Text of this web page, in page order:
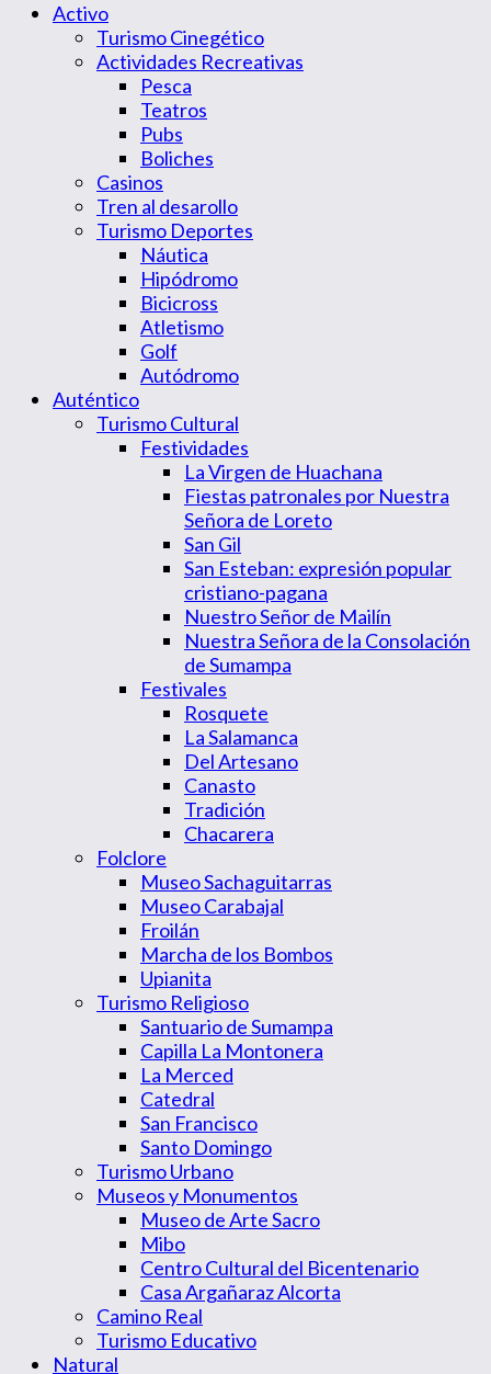
Activo
Turismo Cinegético
Actividades Recreativas
Pesca
Teatros
Pubs
Boliches
Casinos
Tren al desarollo
Turismo Deportes
Náutica
Hipódromo
Bicicross
Atletismo
Golf
Autódromo
Auténtico
Turismo Cultural
Festividades
La Virgen de Huachana
Fiestas patronales por Nuestra
Señora de Loreto
San Gil
San Esteban: expresión popular
cristiano-pagana
Nuestro Señor de Mailín
Nuestra Señora de la Consolación
de Sumampa
Festivales
Rosquete
La Salamanca
Del Artesano
Canasto
Tradición
Chacarera
Folclore
Museo Sachaguitarras
Museo Carabajal
Froilán
Marcha de los Bombos
Upianita
Turismo Religioso
Santuario de Sumampa
Capilla La Montonera
La Merced
Catedral
San Francisco
Santo Domingo
Turismo Urbano
Museos y Monumentos
Museo de Arte Sacro
Mibo
Centro Cultural del Bicentenario
Casa Argañaraz Alcorta
Camino Real
Turismo Educativo
Natural